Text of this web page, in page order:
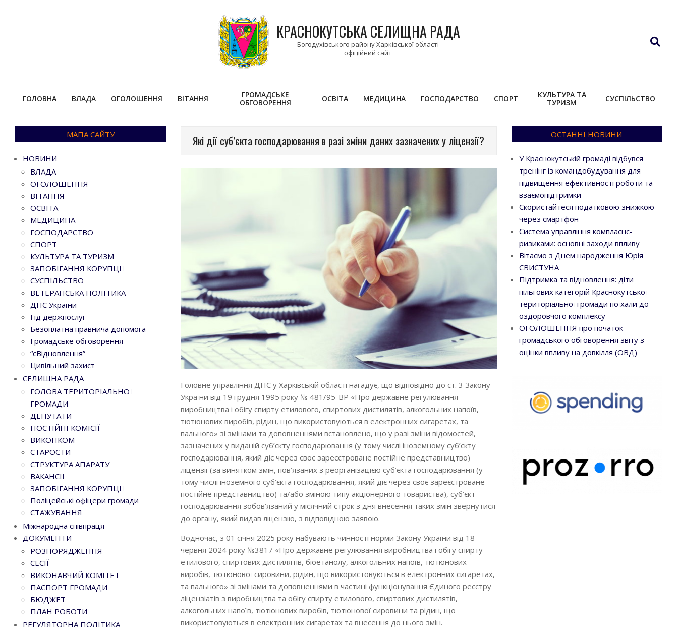
КРАСНОКУТСЬКА СЕЛИЩНА РАДА
Богодухівського району Харківської області
Search
Primary
Navigation
ГОЛОВНА ВЛАДА ОГОЛОШЕННЯ ВІТАННЯ
ГРОМАДСЬКЕ
ОБГОВОРЕННЯ
ОСВІТА МЕДИЦИНА ГОСПОДАРСТВО СПОРТ
КУЛЬТУРА ТА
ТУРИЗМ
СУСПІЛЬСТВО
Які дії суб’єкта господарювання в разі зміни даних зазначених у ліцензії?
Головне управління ДПС у Харківській області нагадує, що відповідно до ст. 3 Закону
України від 19 грудня 1995 року № 481/95-BP «Про державне регулювання
виробництва і обігу спирту етилового, спиртових дистилятів, алкогольних напоїв,
тютюнових виробів, рідин, що використовуються в електронних сигаретах, та
пального» зі змінами та доповненнями встановлено, що у разі зміни відомостей,
зазначених у виданій суб’єкту господарювання (у тому числі іноземному суб’єкту
господарювання, який діє через своє зареєстроване постійне представництво)
ліцензії (за винятком змін, пов’язаних з реорганізацією суб’єкта господарювання (у
тому числі іноземного суб’єкта господарювання, який діє через своє зареєстроване
постійне представництво) та/або зміною типу акціонерного товариства), суб’єкт
господарювання зобов’язаний у місячний строк з дня внесення таких змін звернутися
до органу, який видав ліцензію, з відповідною заявою.
Водночас, з 01 січня 2025 року набувають чинності норми Закону України від 18
червня 2024 року №3817 «Про державне регулювання виробництва і обігу спирту
етилового, спиртових дистилятів, біоетанолу, алкогольних напоїв, тютюнових
виробів, тютюнової сировини, рідин, що використовуються в електронних сигаретах,
та пального» зі змінами та доповненнями в частині функціонування Єдиного реєстру
ліцензіатів з виробництва та обігу спирту етилового, спиртових дистилятів,
алкогольних напоїв, тютюнових виробів, тютюнової сировини та рідин, що
використовуються в електронних сигаретах та внесення до нього змін.
МАПА САЙТУ
НОВИНИ
ВЛАДА
ОГОЛОШЕННЯ
ВІТАННЯ
ОСВІТА
МЕДИЦИНА
ГОСПОДАРСТВО
СПОРТ
КУЛЬТУРА ТА ТУРИЗМ
ЗАПОБІГАННЯ КОРУПЦІЇ
СУСПІЛЬСТВО
ВЕТЕРАНСЬКА ПОЛІТИКА
ДПС України
Гід держпослуг
Безоплатна правнича допомога
Громадське обговорення
“єВідновлення”
Цивільний захист
СЕЛИЩНА РАДА
ГОЛОВА ТЕРИТОРІАЛЬНОЇ
ГРОМАДИ
ДЕПУТАТИ
ПОСТІЙНІ КОМІСІЇ
ВИКОНКОМ
СТАРОСТИ
СТРУКТУРА АПАРАТУ
ВАКАНСІЇ
ЗАПОБІГАННЯ КОРУПЦІЇ
Поліцейські офіцери громади
СТАЖУВАННЯ
Міжнародна співпраця
ДОКУМЕНТИ
РОЗПОРЯДЖЕННЯ
СЕСІЇ
ВИКОНАВЧИЙ КОМІТЕТ
ПАСПОРТ ГРОМАДИ
БЮДЖЕТ
ПЛАН РОБОТИ
РЕГУЛЯТОРНА ПОЛІТИКА
ОСТАННІ НОВИНИ
У Краснокутській громаді відбувся
тренінг із командобудування для
підвищення ефективності роботи та
взаємопідтримки
Скористайтеся податковою знижкою
через смартфон
Система управління комплаєнс-
ризиками: основні заходи впливу
Вітаємо з Днем народження Юрія
СВИСТУНА
Підтримка та відновлення: діти
пільгових категорій Краснокутської
територіальної громади поїхали до
оздоровчого комплексу
ОГОЛОШЕННЯ про початок
громадського обговорення звіту з
оцінки впливу на довкілля (ОВД)